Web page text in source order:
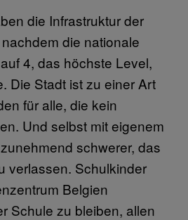
die Infrastruktur der
die nationale
4, das höchste Level,
Die Stadt ist zu einer Art
für alle, die kein
Und selbst mit eigenem
schwerer, das
verlassen. Schulkinder
Belgien
Schule zu bleiben, allen